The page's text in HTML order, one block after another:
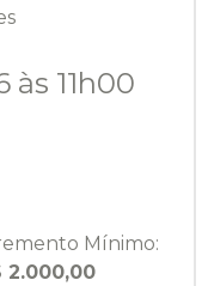
às 11h00
Mínimo:
2.000,00